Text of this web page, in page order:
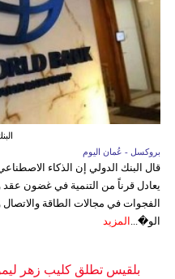
بروكسل - عُمان اليوم
قال البنك الدولي إن الذكاء
يعادل قرناً من التنمية في غضون
الفجوات في مجالات الطاقة
الو�... المزيد
بلقيس تطلق كليب زهر